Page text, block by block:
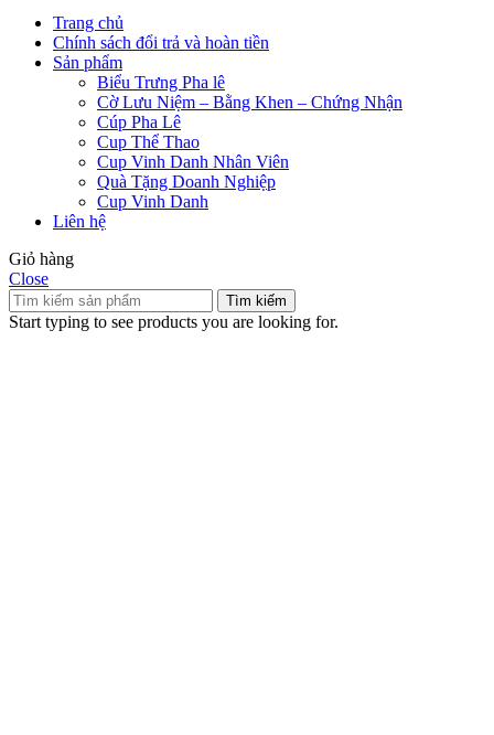
Trang chủ
Chính sách đổi trả và hoàn tiền
Sản phẩm
Biểu Trưng Pha lê
Cờ Lưu Niệm – Bằng Khen – Chứng Nhận
Cúp Pha Lê
Cup Thể Thao
Cup Vinh Danh Nhân Viên
Quà Tặng Doanh Nghiệp
Cup Vinh Danh
Liên hệ
Giỏ hàng
Close
Tìm kiếm
Start typing to see products you are looking for.